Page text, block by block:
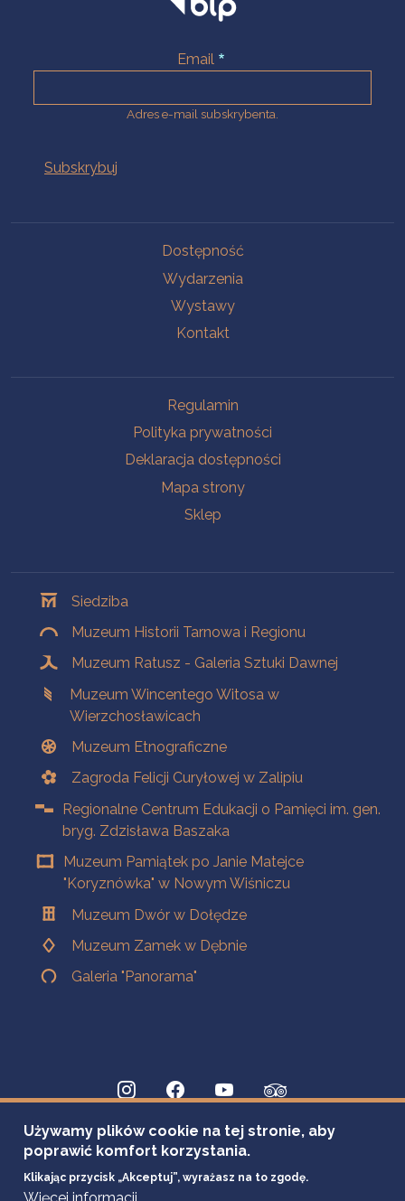
Email
Adres e-mail subskrybenta.
Dostępność
Wydarzenia
Wystawy
Kontakt
Regulamin
Polityka prywatności
Deklaracja dostępności
Mapa strony
Sklep
Siedziba
Muzeum Historii Tarnowa i Regionu
Muzeum Ratusz - Galeria Sztuki Dawnej
Muzeum Wincentego Witosa w
Wierzchosławicach
Muzeum Etnograficzne
Zagroda Felicji Curyłowej w Zalipiu
Regionalne Centrum Edukacji o Pamięci im. gen.
bryg. Zdzisława Baszaka
Muzeum Pamiątek po Janie Matejce
"Koryznówka" w Nowym Wiśniczu
Muzeum Dwór w Dołędze
Muzeum Zamek w Dębnie
Galeria "Panorama"
Używamy plików cookie na tej stronie, aby
poprawić komfort korzystania.
Klikając przycisk „Akceptuj”, wyrażasz na to zgodę.